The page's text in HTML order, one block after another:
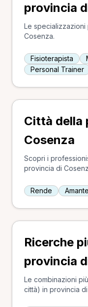
provincia
Le
Cosenza.
Fisioterapista
Personal Trainer
Città della
Cosenza
Scopri i
provincia di
Rende
Ricerche
provincia
Le combinazioni
città) in provincia